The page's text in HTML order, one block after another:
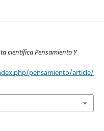
científica Pensamiento Y
pensamiento/article/